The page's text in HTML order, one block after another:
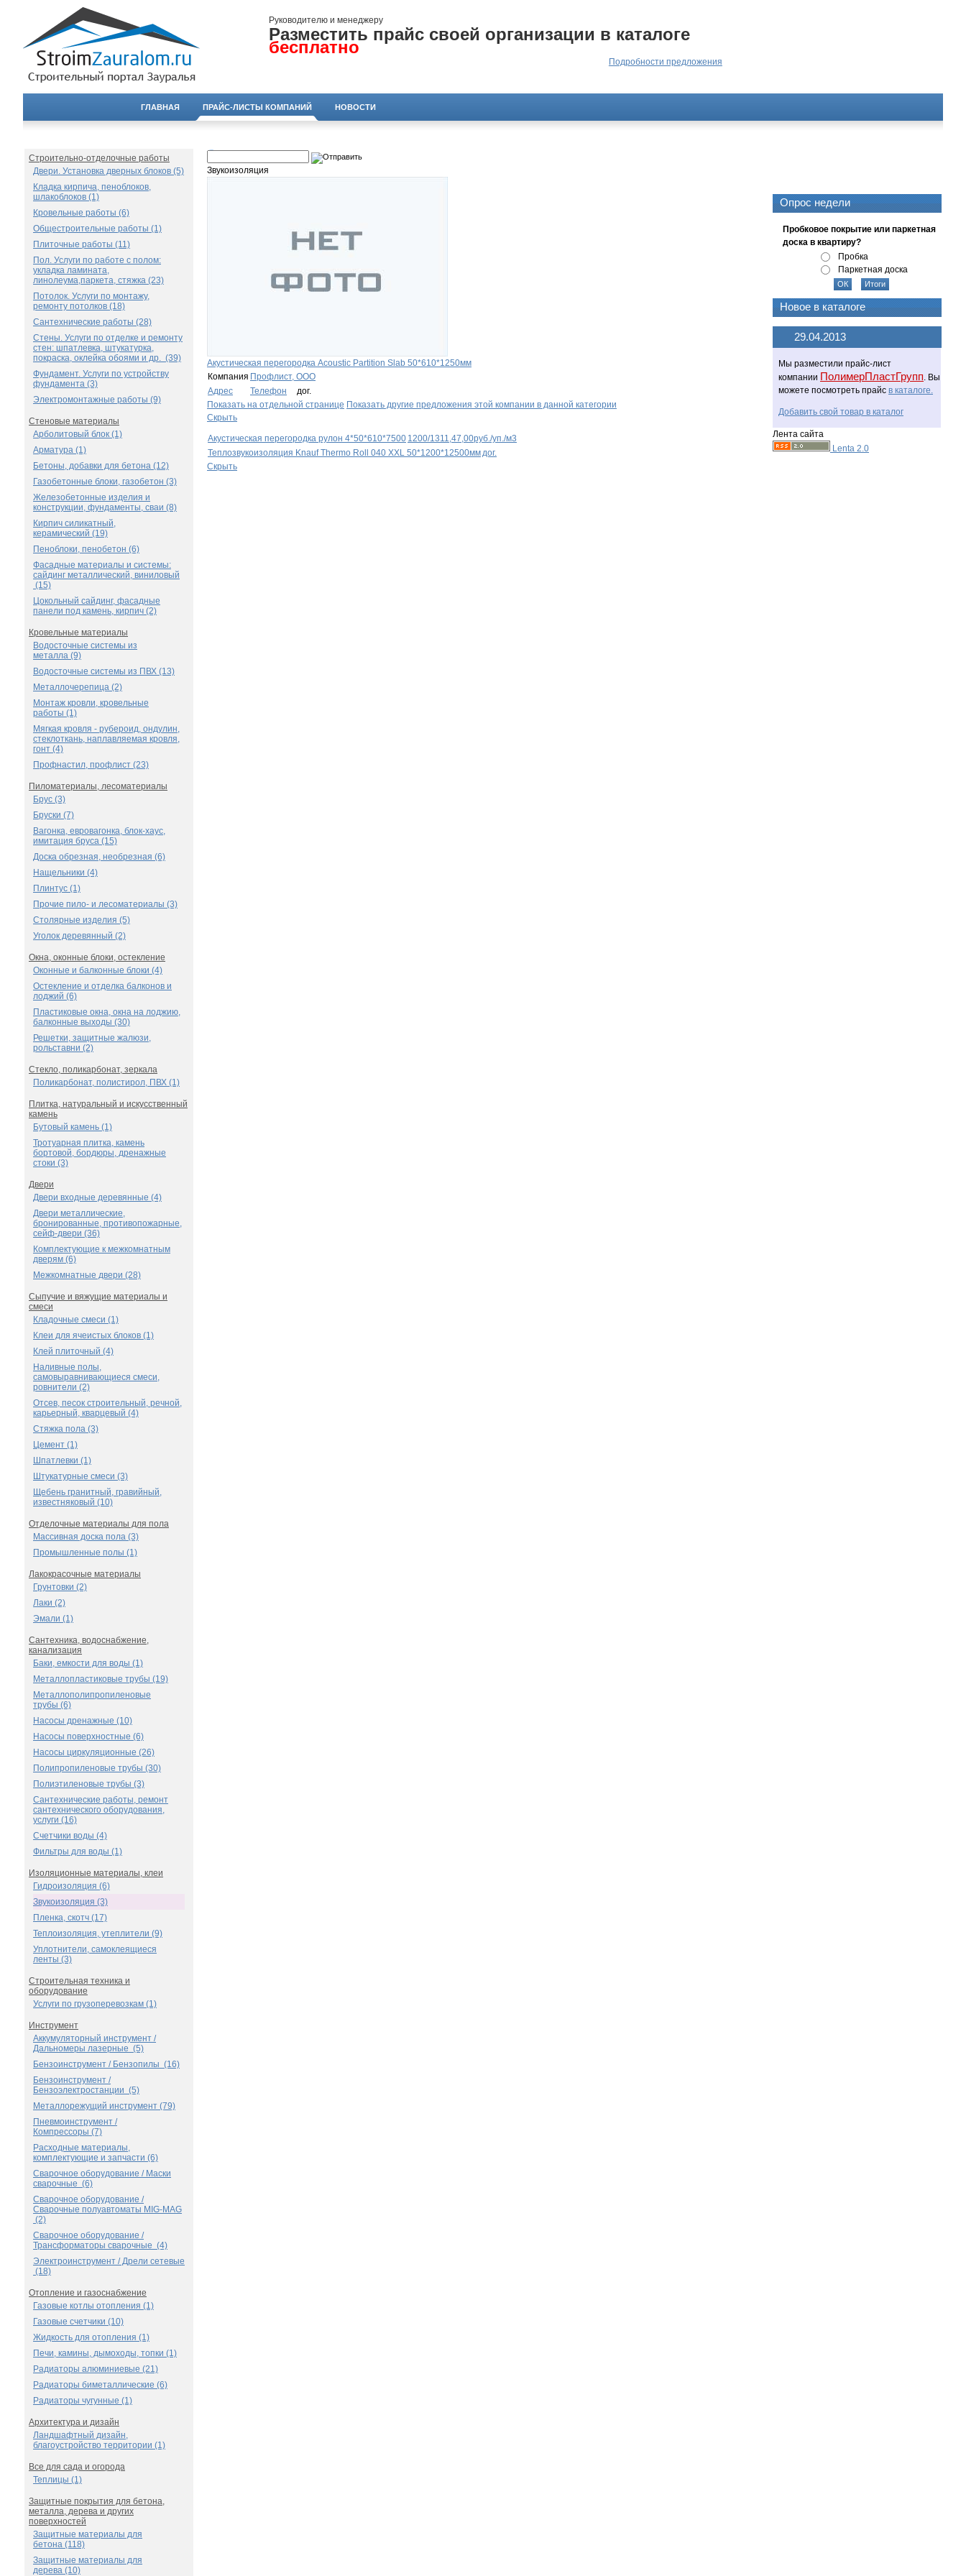
Руководителю и менеджеру
Разместить прайс своей организации в каталоге
бесплатно
Подробности предложения
ГЛАВНАЯ ПРАЙС-ЛИСТЫ КОМПАНИЙ НОВОСТИ
Строительно-отделочные работы
Двери. Установка дверных блоков (5)
Кладка кирпича, пеноблоков,
шлакоблоков (1)
Кровельные работы (6)
Общестроительные работы (1)
Плиточные работы (11)
Пол. Услуги по работе с полом:
укладка ламината,
линолеума,паркета, стяжка (23)
Потолок. Услуги по монтажу,
ремонту потолков (18)
Сантехнические работы (28)
Стены. Услуги по отделке и ремонту
стен: шпатлевка, штукатурка,
покраска, оклейка обоями и др. (39)
Фундамент. Услуги по устройству
фундамента (3)
Электромонтажные работы (9)
Стеновые материалы
Арболитовый блок (1)
Арматура (1)
Бетоны, добавки для бетона (12)
Газобетонные блоки, газобетон (3)
Железобетонные изделия и
конструкции, фундаменты, сваи (8)
Кирпич силикатный,
керамический (19)
Пеноблоки, пенобетон (6)
Фасадные материалы и системы:
сайдинг металлический, виниловый
(15)
Цокольный сайдинг, фасадные
панели под камень, кирпич (2)
Кровельные материалы
Водосточные системы из
металла (9)
Водосточные системы из ПВХ (13)
Металлочерепица (2)
Монтаж кровли, кровельные
работы (1)
Мягкая кровля - рубероид, ондулин,
стеклоткань, наплавляемая кровля,
гонт (4)
Профнастил, профлист (23)
Пиломатериалы, лесоматериалы
Брус (3)
Бруски (7)
Вагонка, евровагонка, блок-хаус,
имитация бруса (15)
Доска обрезная, необрезная (6)
Нащельники (4)
Плинтус (1)
Прочие пило- и лесоматериалы (3)
Столярные изделия (5)
Уголок деревянный (2)
Окна, оконные блоки, остекление
Оконные и балконные блоки (4)
Остекление и отделка балконов и
лоджий (6)
Пластиковые окна, окна на лоджию,
балконные выходы (30)
Решетки, защитные жалюзи,
рольставни (2)
Стекло, поликарбонат, зеркала
Поликарбонат, полистирол, ПВХ (1)
Плитка, натуральный и искусственный
камень
Бутовый камень (1)
Тротуарная плитка, камень
бортовой, бордюры, дренажные
стоки (3)
Двери
Двери входные деревянные (4)
Двери металлические,
бронированные, противопожарные,
сейф-двери (36)
Комплектующие к межкомнатным
дверям (6)
Межкомнатные двери (28)
Сыпучие и вяжущие материалы и
смеси
Кладочные смеси (1)
Клеи для ячеистых блоков (1)
Клей плиточный (4)
Наливные полы,
самовыравнивающиеся смеси,
ровнители (2)
Отсев, песок строительный, речной,
карьерный, кварцевый (4)
Стяжка пола (3)
Цемент (1)
Шпатлевки (1)
Штукатурные смеси (3)
Щебень гранитный, гравийный,
известняковый (10)
Отделочные материалы для пола
Массивная доска пола (3)
Промышленные полы (1)
Лакокрасочные материалы
Грунтовки (2)
Лаки (2)
Эмали (1)
Сантехника, водоснабжение,
канализация
Баки, емкости для воды (1)
Металлопластиковые трубы (19)
Металлополипропиленовые
трубы (6)
Насосы дренажные (10)
Насосы поверхностные (6)
Насосы циркуляционные (26)
Полипропиленовые трубы (30)
Полиэтиленовые трубы (3)
Сантехнические работы, ремонт
сантехнического оборудования,
услуги (16)
Счетчики воды (4)
Фильтры для воды (1)
Изоляционные материалы, клеи
Гидроизоляция (6)
Звукоизоляция (3)
Пленка, скотч (17)
Теплоизоляция, утеплители (9)
Уплотнители, самоклеящиеся
ленты (3)
Строительная техника и
оборудование
Услуги по грузоперевозкам (1)
Инструмент
Аккумуляторный инструмент /
Дальномеры лазерные (5)
Бензоинструмент / Бензопилы (16)
Бензоинструмент /
Бензоэлектростанции (5)
Металлорежущий инструмент (79)
Пневмоинструмент /
Компрессоры (7)
Расходные материалы,
комплектующие и запчасти (6)
Сварочное оборудование / Маски
сварочные (6)
Сварочное оборудование /
Сварочные полуавтоматы MIG-MAG
(2)
Сварочное оборудование /
Трансформаторы сварочные (4)
Электроинструмент / Дрели сетевые
(18)
Отопление и газоснабжение
Газовые котлы отопления (1)
Газовые счетчики (10)
Жидкость для отопления (1)
Печи, камины, дымоходы, топки (1)
Радиаторы алюминиевые (21)
Радиаторы биметаллические (6)
Радиаторы чугунные (1)
Архитектура и дизайн
Ландшафтный дизайн,
благоустройство территории (1)
Все для сада и огорода
Теплицы (1)
Защитные покрытия для бетона,
металла, дерева и других
поверхностей
Защитные материалы для
бетона (118)
Защитные материалы для
дерева (10)
Звукоизоляция
Акустическая перегородка Acoustic Partition Slab 50*610*1250мм
Компания Профлист, ООО
Адрес
Телефон
дог.
Показать на отдельной странице Показать другие предложения этой компании в данной категории
Скрыть
Акустическая перегородка рулон 4*50*610*7500 1200/1311,47,00руб./уп./м3
Теплозвукоизоляция Knauf Thermo Roll 040 XXL 50*1200*12500ммдог.
Скрыть
Опрос недели
Пробковое покрытие или паркетная
доска в квартиру?
Пробка
Паркетная доска
Новое в каталоге
29.04.2013
Мы разместили прайс-лист
компании ПолимерПластГрупп. Вы
можете посмотреть прайс в каталоге.
Добавить свой товар в каталог
Лента сайта
Lenta 2.0